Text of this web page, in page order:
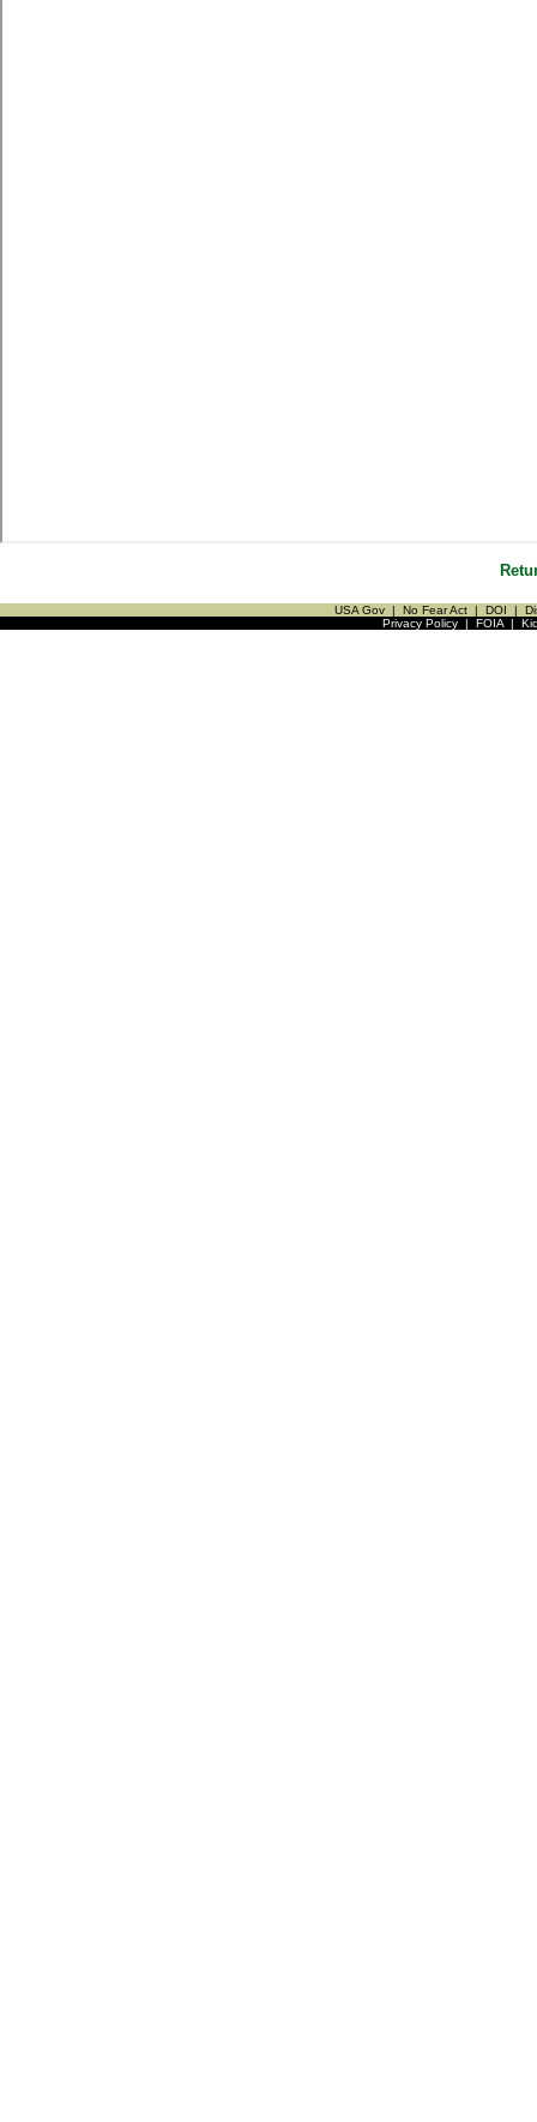
USA Gov | No Fear Act | DOI |
Privacy Policy| FOIA|